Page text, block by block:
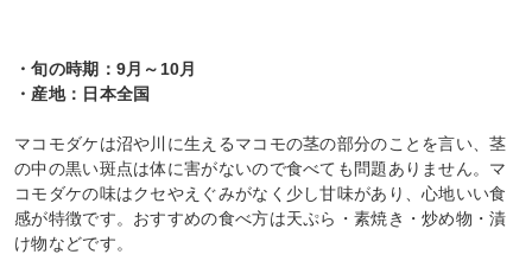
・旬の時期：9月～10月
・産地：日本全国
マコモダケは沼や川に生えるマコモの茎の部分のことを言い、茎
の中の黒い斑点は体に害がないので食べても問題ありません。マ
コモダケの味はクセやえぐみがなく少し甘味があり、心地いい食
感が特徴です。おすすめの食べ方は天ぷら・素焼き・炒め物・漬
け物などです。